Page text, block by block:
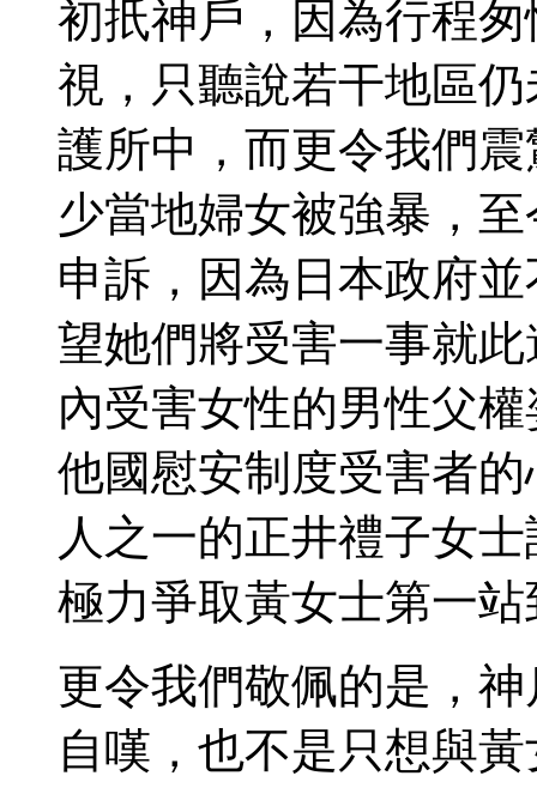
初扺神戶，因為行程
視，只聽說若干地區
護所中，而更令我們
少當地婦女被強暴，
申訴，因為日本政府
望她們將受害一事就
內受害女性的男性父
他國慰安制度受害者
人之一的正井禮子女
極力爭取黃女士第一
更令我們敬佩的是，
自嘆，也不是只想與